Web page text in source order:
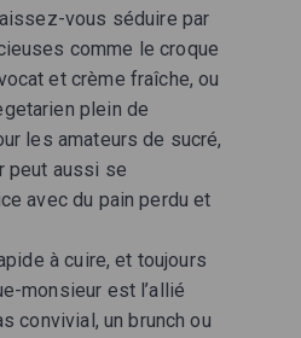
vous séduire par
comme le croque
et crème fraîche, ou
plein de
les amateurs de sucré,
peut aussi se
avec du pain perdu et
à cuire, et toujours
monsieur est l’allié
convivial, un brunch ou